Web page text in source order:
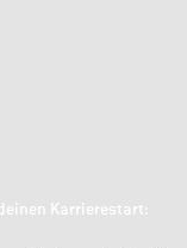
Karrierestart: